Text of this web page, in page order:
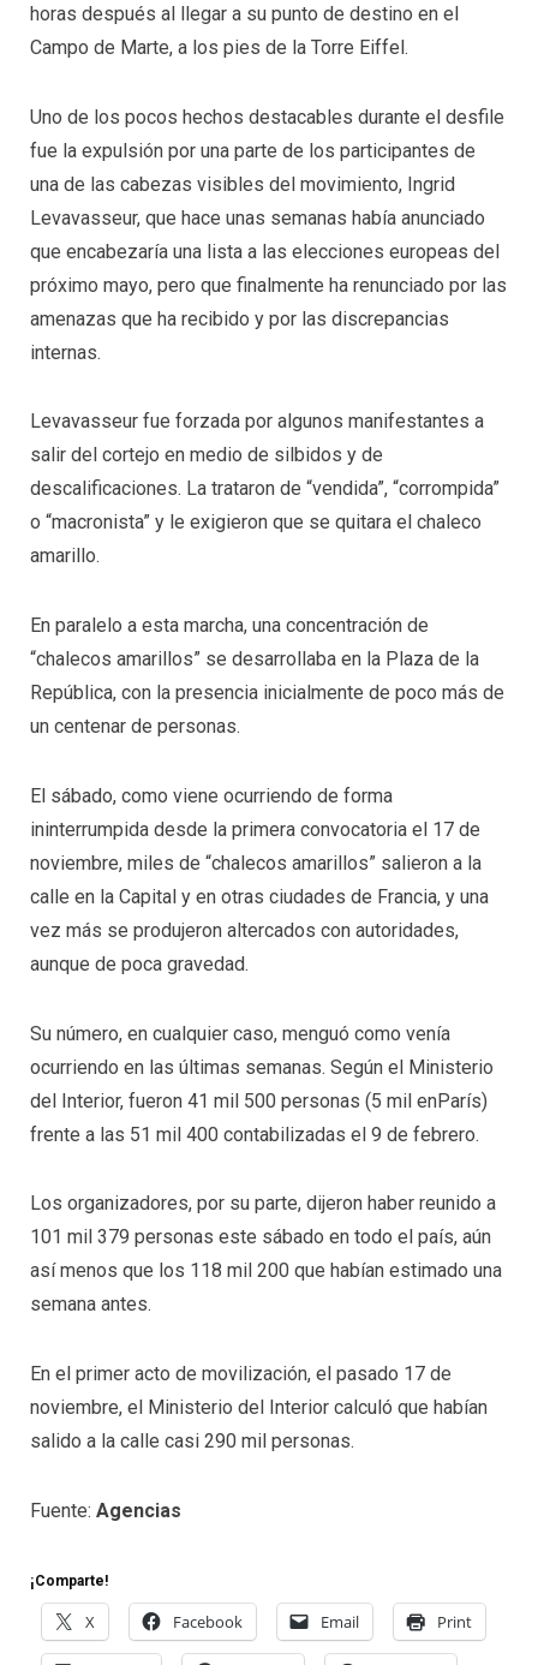
horas después al llegar a su punto de destino en el
Campo de Marte, a los pies de la Torre Eiffel.
Uno de los pocos hechos destacables durante el desfile
fue la expulsión por una parte de los participantes de
una de las cabezas visibles del movimiento, Ingrid
Levavasseur, que hace unas semanas había anunciado
que encabezaría una lista a las elecciones europeas del
próximo mayo, pero que finalmente ha renunciado por las
amenazas que ha recibido y por las discrepancias
internas.
Levavasseur fue forzada por algunos manifestantes a
salir del cortejo en medio de silbidos y de
descalificaciones. La trataron de “vendida”, “corrompida”
o “macronista” y le exigieron que se quitara el chaleco
amarillo.
En paralelo a esta marcha, una concentración de
“chalecos amarillos” se desarrollaba en la Plaza de la
República, con la presencia inicialmente de poco más de
un centenar de personas.
El sábado, como viene ocurriendo de forma
ininterrumpida desde la primera convocatoria el 17 de
noviembre, miles de “chalecos amarillos” salieron a la
calle en la Capital y en otras ciudades de Francia, y una
vez más se produjeron altercados con autoridades,
aunque de poca gravedad.
Su número, en cualquier caso, menguó como venía
ocurriendo en las últimas semanas. Según el Ministerio
del Interior, fueron 41 mil 500 personas (5 mil enParís)
frente a las 51 mil 400 contabilizadas el 9 de febrero.
Los organizadores, por su parte, dijeron haber reunido a
101 mil 379 personas este sábado en todo el país, aún
así menos que los 118 mil 200 que habían estimado una
semana antes.
En el primer acto de movilización, el pasado 17 de
noviembre, el Ministerio del Interior calculó que habían
salido a la calle casi 290 mil personas.
Fuente: Agencias
¡Comparte!
X Facebook Email Print